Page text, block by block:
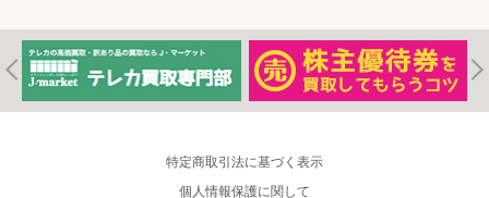
特定商取引法に基づく表示
個人情報保護に関して